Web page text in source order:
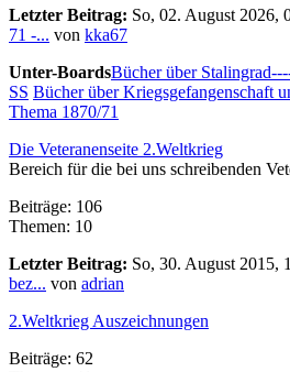
Letzter Beitrag: So, 02. August 2026,
71 -... von kka67
Unter-BoardsBücher über
SS Bücher über Kriegsgefangenschaft
Thema 1870/71
Die Veteranenseite 2.Weltkrieg
Bereich für die bei uns schreibenden
Beiträge: 106
Themen: 10
Letzter Beitrag: So, 30. August 2015,
bez... von adrian
2.Weltkrieg Auszeichnungen
Beiträge: 62